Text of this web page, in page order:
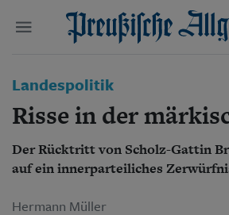
Wirtschaft
Gesellschaft
Leben
Suchen und finden
Landespolitik
Risse in der
Der Rücktritt von Scholz-Gattin
auf ein innerparteiliches
Hermann Müller